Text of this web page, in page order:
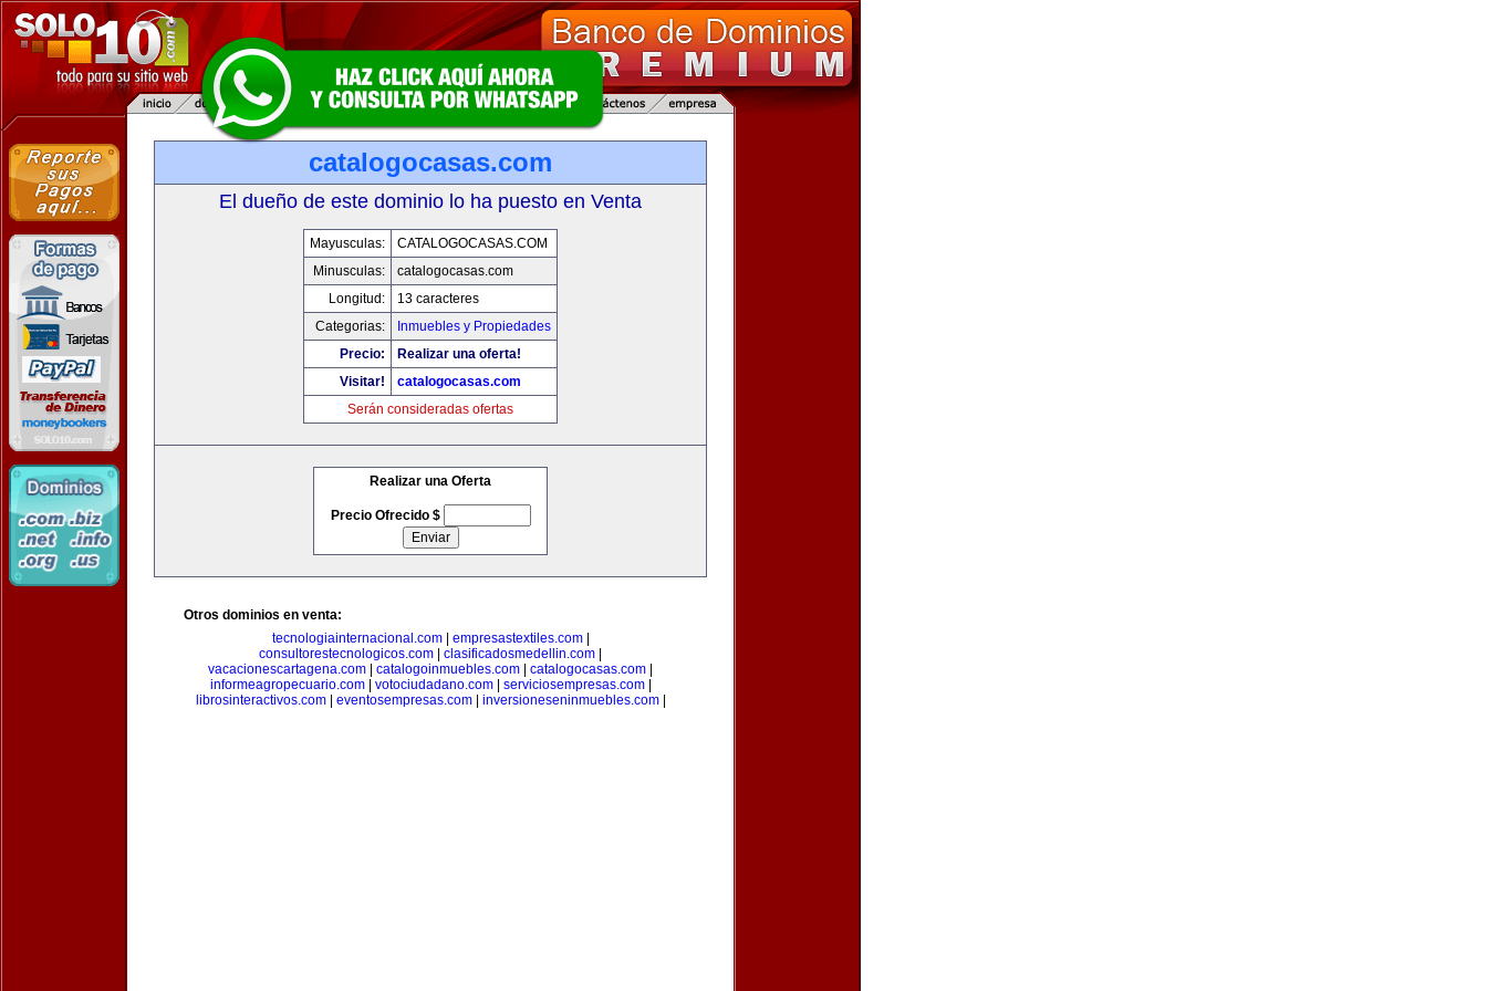
catalogocasas.com
El dueño de este dominio lo ha puesto en Venta
Mayusculas:
CATALOGOCASAS.COM
Minusculas:
catalogocasas.com
Longitud:
13 caracteres
Categorias:
Inmuebles y Propiedades
Precio:
Realizar una oferta!
Visitar!
catalogocasas.com
Serán consideradas ofertas
Realizar una Oferta
Precio Ofrecido $
Otros dominios en venta:
tecnologiainternacional.com| empresastextiles.com|
consultorestecnologicos.com
clasificadosmedellin.com
vacacionescartagena.com
catalogoinmuebles.com catalogocasas.com
informeagropecuario.com| votociudadano.com| serviciosempresas.com|
librosinteractivos.com| eventosempresas.com| inversioneseninmuebles.com|